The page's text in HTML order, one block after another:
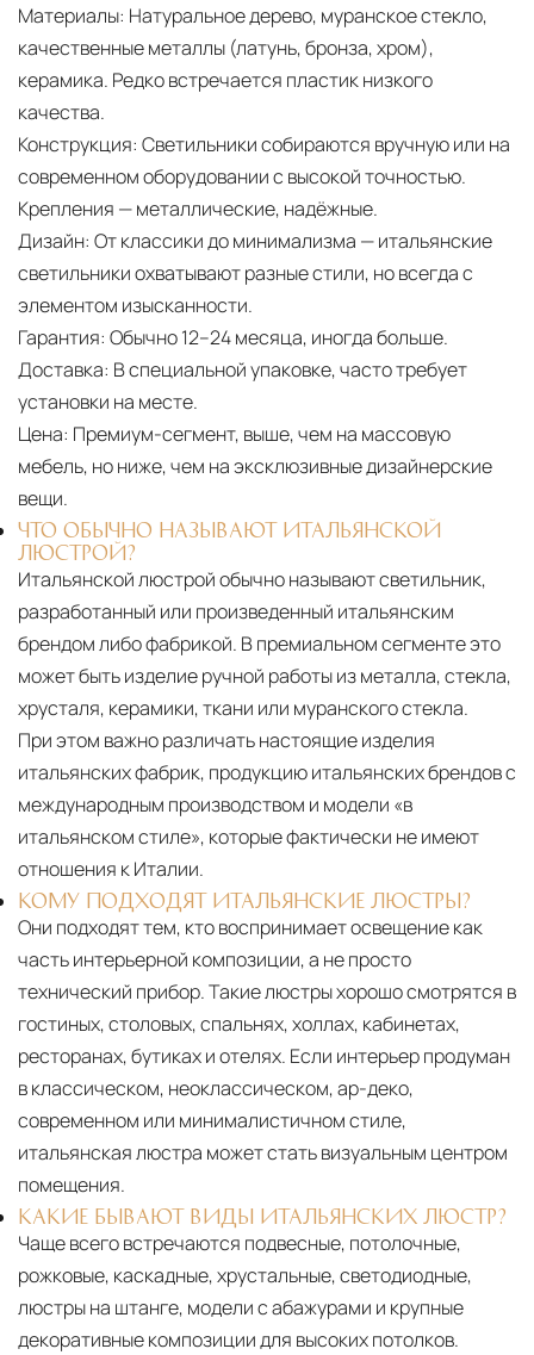
Материалы: Натуральное дерево, муранское стекло,
качественные металлы (латунь, бронза, хром),
керамика. Редко встречается пластик низкого
качества.
Конструкция: Светильники собираются вручную или на
современном оборудовании с высокой точностью.
Крепления — металлические, надёжные.
Дизайн: От классики до минимализма — итальянские
светильники охватывают разные стили, но всегда с
элементом изысканности.
Гарантия: Обычно 12–24 месяца, иногда больше.
Доставка: В специальной упаковке, часто требует
установки на месте.
Цена: Премиум-сегмент, выше, чем на массовую
мебель, но ниже, чем на эксклюзивные дизайнерские
вещи.
ЧТО ОБЫЧНО НАЗЫВАЮТ ИТАЛЬЯНСКОЙ
ЛЮСТРОЙ?
Итальянской люстрой обычно называют светильник,
разработанный или произведенный итальянским
брендом либо фабрикой. В премиальном сегменте это
может быть изделие ручной работы из металла, стекла,
хрусталя, керамики, ткани или муранского стекла.
При этом важно различать настоящие изделия
итальянских фабрик, продукцию итальянских брендов с
международным производством и модели «в
итальянском стиле», которые фактически не имеют
отношения к Италии.
КОМУ ПОДХОДЯТ ИТАЛЬЯНСКИЕ ЛЮСТРЫ?
Они подходят тем, кто воспринимает освещение как
часть интерьерной композиции, а не просто
технический прибор. Такие люстры хорошо смотрятся в
гостиных, столовых, спальнях, холлах, кабинетах,
ресторанах, бутиках и отелях. Если интерьер продуман
в классическом, неоклассическом, ар-деко,
современном или минималистичном стиле,
итальянская люстра может стать визуальным центром
помещения.
КАКИЕ БЫВАЮТ ВИДЫ ИТАЛЬЯНСКИХ ЛЮСТР?
Чаще всего встречаются подвесные, потолочные,
рожковые, каскадные, хрустальные, светодиодные,
люстры на штанге, модели с абажурами и крупные
декоративные композиции для высоких потолков.